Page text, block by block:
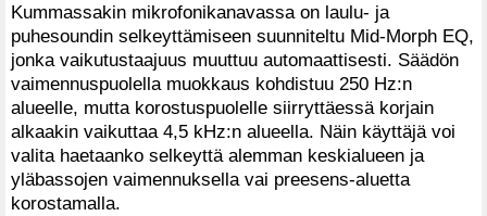
Kummassakin mikrofonikanavassa on laulu- ja
puhesoundin selkeyttämiseen suunniteltu Mid-Morph EQ,
jonka vaikutustaajuus muuttuu automaattisesti. Säädön
vaimennuspuolella muokkaus kohdistuu 250 Hz:n
alueelle, mutta korostuspuolelle siirryttäessä korjain
alkaakin vaikuttaa 4,5 kHz:n alueella. Näin käyttäjä voi
valita haetaanko selkeyttä alemman keskialueen ja
yläbassojen vaimennuksella vai preesens-aluetta
korostamalla.